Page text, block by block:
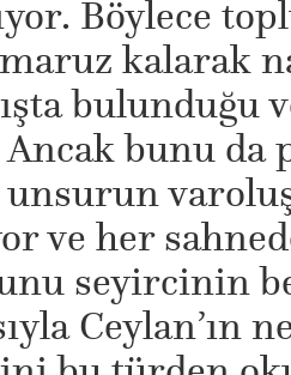
Böylece
kalarak
bulunduğu
bunu
ve her
seyircinin
Ceylan’ın